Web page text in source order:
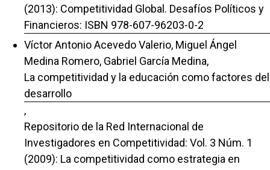
(2013): Competitividad Global. Desafíos Políticos y
Financieros: ISBN 978-607-96203-0-2
Víctor Antonio Acevedo Valerio, Miguel Ángel
Medina Romero, Gabriel García Medina,
La competitividad y la educación como factores del
desarrollo
,
Repositorio de la Red Internacional de
Investigadores en Competitividad: Vol. 3 Núm. 1
(2009): La competitividad como estrategia en